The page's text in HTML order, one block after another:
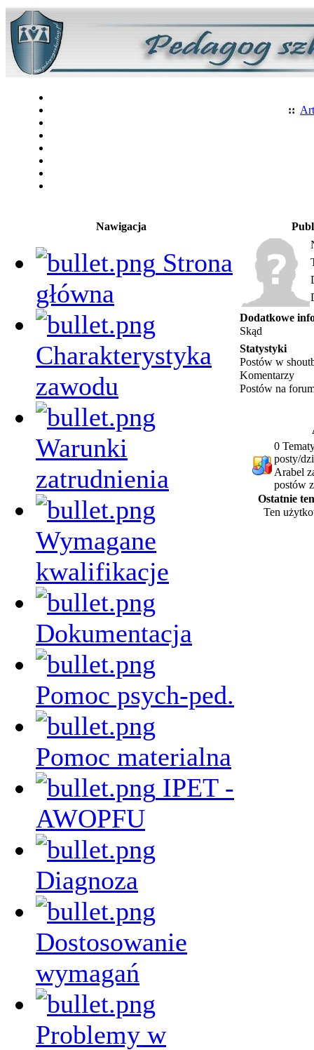
::
Nawigacja
Strona
główna
Charakterystyka
zawodu
Warunki
zatrudnienia
Wymagane
kwalifikacje
Dokumentacja
Pomoc psych-ped.
Pomoc materialna
IPET -
AWOPFU
Diagnoza
Dostosowanie
wymagań
Problemy w
Dodatkowe
Skąd
Statystyki
Postów w
Komentarzy
Postów na
0
posty/
Arabel
postów
Ostatnie
Ten